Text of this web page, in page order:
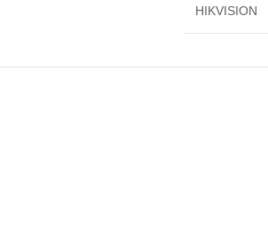
HIKVISION